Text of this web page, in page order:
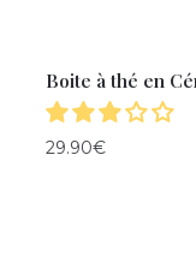
Boite à thé en
29.90€